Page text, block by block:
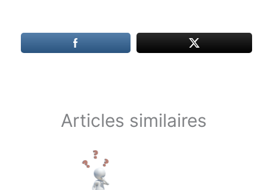
Articles similaires